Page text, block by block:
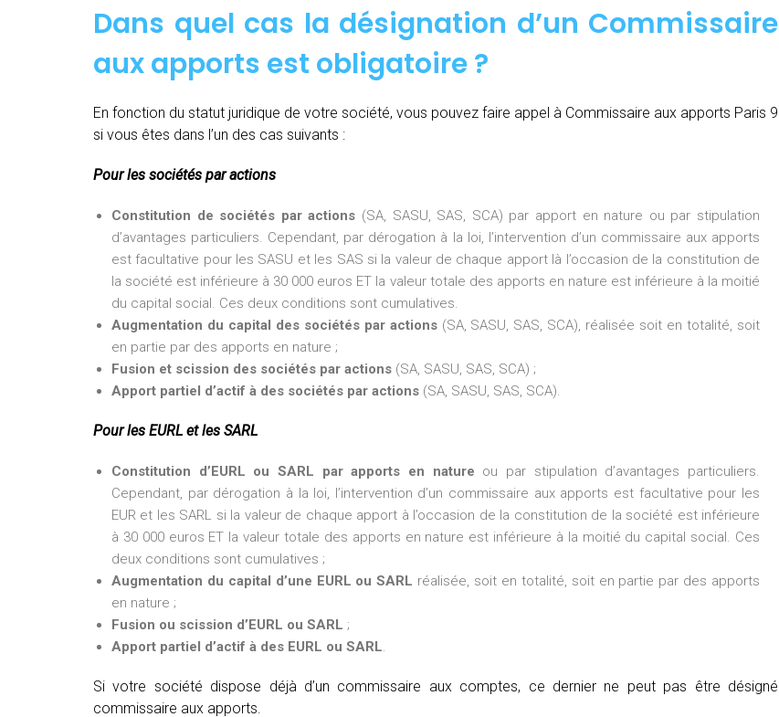
Dans quel cas la désignation d’un Commissaire
aux apports est obligatoire ?
En fonction du statut juridique de votre société, vous pouvez faire appel à Commissaire aux apports Paris 9
si vous êtes dans l’un des cas suivants :
Pour les sociétés par actions
Constitution de sociétés par actions (SA, SASU, SAS, SCA) par apport en nature ou par stipulation
d’avantages particuliers. Cependant, par dérogation à la loi, l’intervention d’un commissaire aux apports
est facultative pour les SASU et les SAS si la valeur de chaque apport là l’occasion de la constitution de
la société est inférieure à 30 000 euros ET la valeur totale des apports en nature est inférieure à la moitié
du capital social. Ces deux conditions sont cumulatives.
Augmentation du capital des sociétés par actions(SA, SASU, SAS, SCA), réalisée soit en totalité, soit
en partie par des apports en nature ;
Fusion et scission des sociétés par actions (SA, SASU, SAS, SCA) ;
Apport partiel d’actif à des sociétés par actions (SA, SASU, SAS, SCA).
Pour les EURL et les SARL
Constitution d’EURL ou SARL par apports en nature ou par stipulation d’avantages particuliers.
Cependant, par dérogation à la loi, l’intervention d’un commissaire aux apports est facultative pour les
EUR et les SARL si la valeur de chaque apport à l’occasion de la constitution de la société est inférieure
à 30 000 euros ET la valeur totale des apports en nature est inférieure à la moitié du capital social. Ces
deux conditions sont cumulatives ;
Augmentation du capital d’une EURL ou SARL réalisée, soit en totalité, soit en partie par des apports
en nature ;
Fusion ou scission d’EURL ou SARL ;
Apport partiel d’actif à des EURL ou SARL.
Si votre société dispose déjà d’un commissaire aux comptes, ce dernier ne peut pas être désigné
commissaire aux apports.